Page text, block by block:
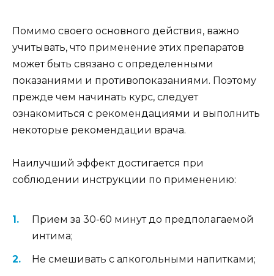
Помимо своего основного действия, важно
учитывать, что применение этих препаратов
может быть связано с определенными
показаниями и противопоказаниями. Поэтому
прежде чем начинать курс, следует
ознакомиться с рекомендациями и выполнить
некоторые рекомендации врача.
Наилучший эффект достигается при
соблюдении инструкции по применению:
Прием за 30-60 минут до предполагаемой
интима;
Не смешивать с алкогольными напитками;